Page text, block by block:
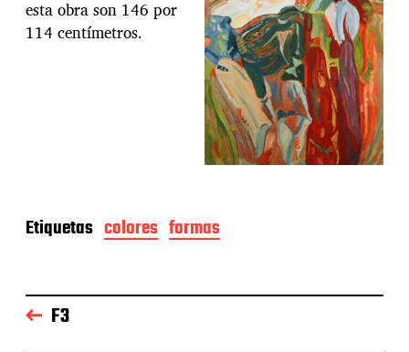
esta obra son 146 por
114 centímetros.
Etiquetas colores formas
F3